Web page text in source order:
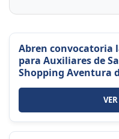
Abren convocatoria
para Auxiliares de
Shopping Aventura